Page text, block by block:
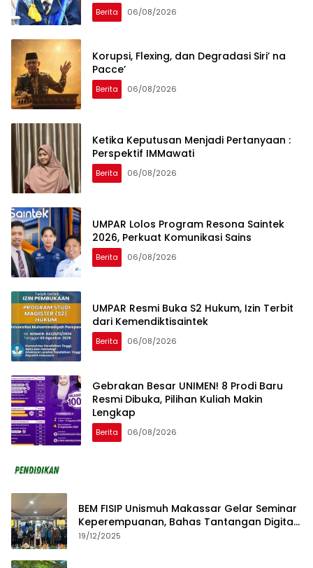
Berita 06/08/2026
Korupsi, Flexing, dan Degradasi Siri’ na
Pacce’
Berita 06/08/2026
Ketika Keputusan Menjadi Pertanyaan :
Perspektif IMMawati
Berita 06/08/2026
UMPAR Lolos Program Resona Saintek
2026, Perkuat Komunikasi Sains
Berita 06/08/2026
UMPAR Resmi Buka S2 Hukum, Izin Terbit
dari Kemendiktisaintek
Berita 06/08/2026
Gebrakan Besar UNIMEN! 8 Prodi Baru
Resmi Dibuka, Pilihan Kuliah Makin
Lengkap
Berita 06/08/2026
BEM FISIP Unismuh Makassar Gelar Seminar
Keperempuanan, Bahas Tantangan Digital
dan Budaya Lokal
19/12/2025